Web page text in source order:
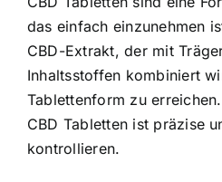
das einfach einzunehmen
CBD-Extrakt, der mit
Inhaltsstoffen kombiniert
Tablettenform zu
CBD Tabletten ist präzise
kontrollieren.